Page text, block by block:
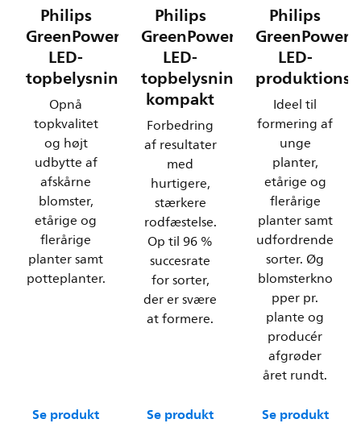
Philips
GreenPower
LED-
topbelysning
Opnå
topkvalitet
og højt
udbytte af
afskårne
blomster,
etårige og
flerårige
planter samt
potteplanter.
Se produkt
Philips
GreenPower
LED-
topbelysning
kompakt
Forbedring
af resultater
med
hurtigere,
stærkere
rodfæstelse.
Op til 96 %
succesrate
for sorter,
der er svære
at formere.
Se produkt
Philips
GreenPower
LED-
Ideel til
formering af
unge
planter,
etårige og
flerårige
planter samt
udfordrende
sorter. Øg
blomsterkno
pper pr.
plante og
producér
afgrøder
året rundt.
Se produkt